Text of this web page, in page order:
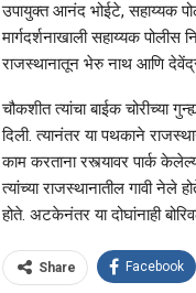
उपायुक्त आनंद भोईटे, सहाय्यक
मार्गदर्शनाखाली सहाय्यक
राजस्थानातून भेरु नाथ आणि देवेंद्र
चौकशीत त्यांचा बाईक चोरीच्या
दिली. त्यानंतर या पथकाने
काम करताना रस्त्यावर पार्क
त्यांच्या राजस्थानातील गावी नेले
होते. अटकेनंतर या दोघांनाही
Share Facebook